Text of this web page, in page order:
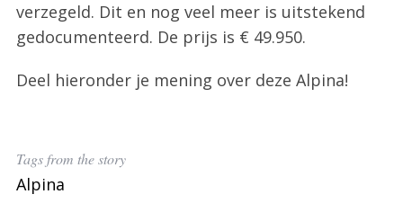
verzegeld. Dit en nog veel meer is uitstekend
gedocumenteerd. De prijs is € 49.950.
Deel hieronder je mening over deze Alpina!
Tags from the story
Alpina